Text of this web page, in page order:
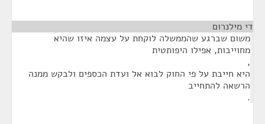
די מילנרום
משום שברגע שהממשלה לוקחת על עצמה איזו שהיא
מחוייבות, אפילו היפותטית
,
היא חייבת על פי החוק לבוא אל ועדת הכספים ולבקש ממנה
הרשאה להתחייב
.